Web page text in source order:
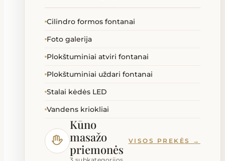
Cilindro formos fontanai
Foto galerija
Plokštuminiai atviri fontanai
Plokštuminiai uždari fontanai
Stalai kėdės LED
Vandens kriokliai
Kūno
masažo
priemonės
VISOS PREKĖS →